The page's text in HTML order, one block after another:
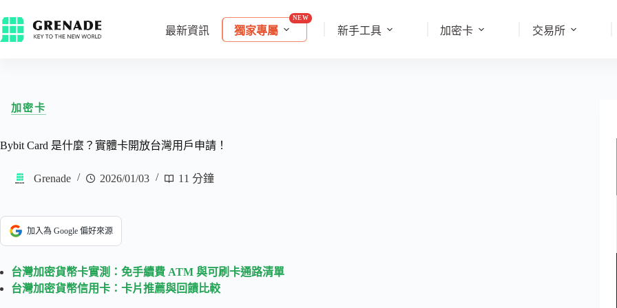
最新資訊 獨家專屬 新手工具 加密卡 交易所
加密卡
Bybit Card 是什麼？實體卡開放台灣用戶申請！
Grenade 2026/01/03 11 分鐘
加入為 Google 偏好來源
台灣加密貨幣卡實測：免手續費 ATM 與可刷卡通路清單
台灣加密貨幣信用卡：卡片推薦與回饋比較